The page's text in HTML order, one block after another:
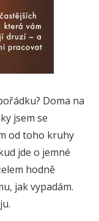
Doma na
jsem se
od toho kruhy
jde o jemné
hodně
jak vypadám.